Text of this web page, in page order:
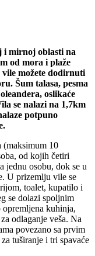
i mirnoj oblasti na
od mora i plaže
možete dodirnuti
Šum talasa, pesma
oslikaće
se nalazi na 1,7km
potpuno
(maksimum 10
od kojih četiri
jednu osobu, dok se u
U prizemlju vile se
toalet, kupatilo i
se dolazi spoljnim
opremljena kuhinja,
odlaganje veša. Na
povezano sa prvim
tuširanje i tri spavaće